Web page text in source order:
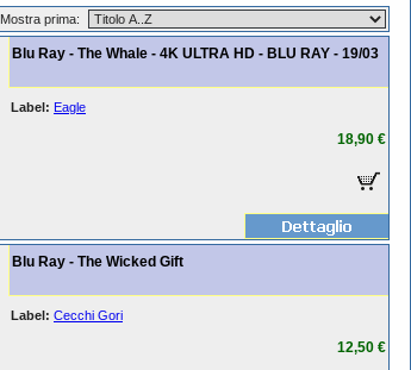
Mostra prima:
Blu Ray - The Whale - 4K ULTRA HD - BLU RAY - 19/03
Label: Eagle
18,90 €
Blu Ray - The Wicked Gift
Label: Cecchi Gori
12,50 €